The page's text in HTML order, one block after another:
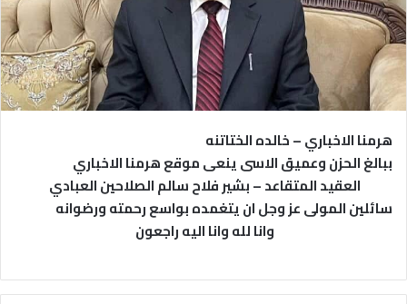
هرمنا الاخباري – خالده الختاتنه
ببالغ الحزن وعميق الاسى ينعى موقع هرمنا الاخباري
العقيد المتقاعد – بشير فلاح سالم الصلاحين العبادي
سائلين المولى عز وجل ان يتغمده بواسع رحمته ورضوانه
وانا لله وانا اليه راجعون